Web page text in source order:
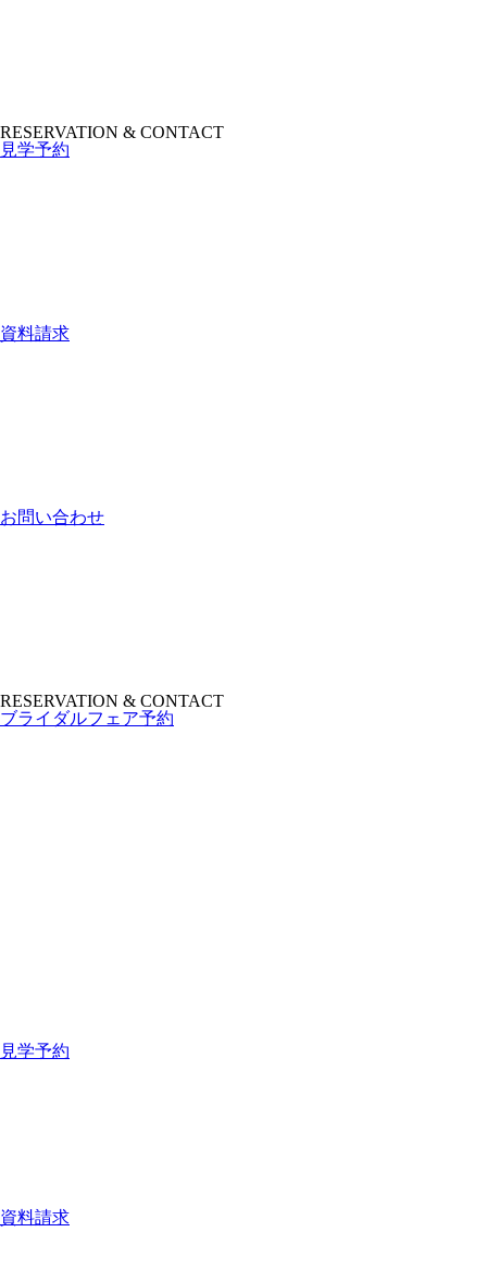
RESERVATION & CONTACT
見学予約
資料請求
お問い合わせ
RESERVATION & CONTACT
ブライダルフェア予約
見学予約
資料請求